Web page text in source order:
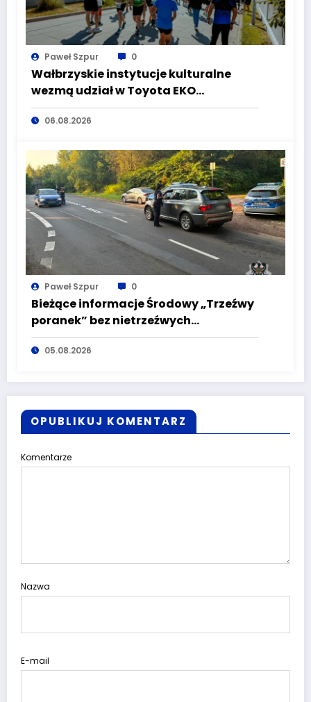
Paweł Szpur 0
Wałbrzyskie instytucje kulturalne
wezmą udział w Toyota EKO
Półmaraton Wałbrzych
06.08.2026
Paweł Szpur 0
Bieżące informacje Środowy „Trzeźwy
poranek” bez nietrzeźwych
kierujących! To cieszy!
05.08.2026
OPUBLIKUJ KOMENTARZ
Komentarze
Nazwa
E-mail